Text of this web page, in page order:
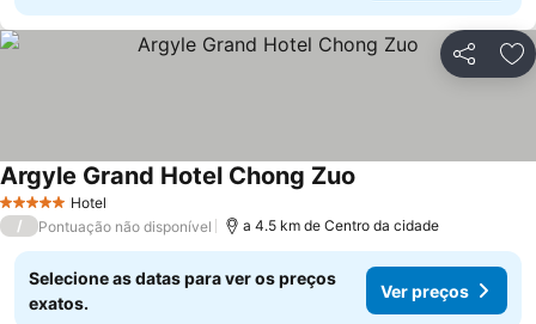
Partilhar
5 Estrelas Hotel
Argyle Grand Hotel Chong Zuo
/ Pontuação não disponível a 4.5 km de Centro da cidade
Selecione as datas para ver os preços
exatos.
Ver preços